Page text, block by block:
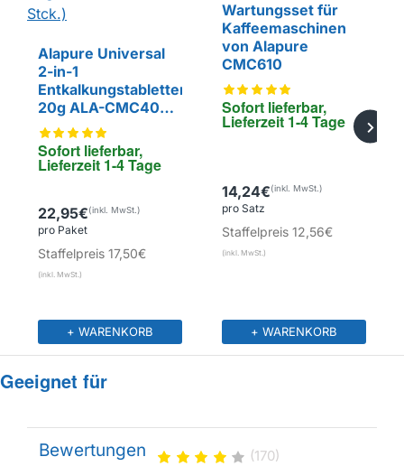
EIGENMARKE
Sofort lieferbar,
Lieferzeit 1-4 Tage
Alapure Universal
2-in-1
Entkalkungstabletten
20g ALA-CMC402
(30 Stck.)
22,95€
pro Paket
Staffelpreis 17,50€
+ WARENKORB
EIGENMARKE
Sofort lieferbar,
Lieferzeit 1-4 Tage
Wartungsset für
Kaffeemaschinen
von Alapure
CMC610
14,24€
pro Satz
Staffelpreis12,56€
+ WARENKORB
Geeignet für
Bewertungen (170)